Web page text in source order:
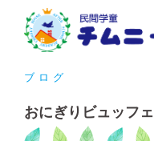
ブログ
おにぎりビュッフェ